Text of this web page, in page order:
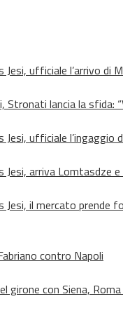
ufficiale l’arrivo di
Stronati lancia la
ufficiale l’ingaggio
Jesi, arriva Lomtasdze
il mercato prende
contro Napoli
girone con Siena,